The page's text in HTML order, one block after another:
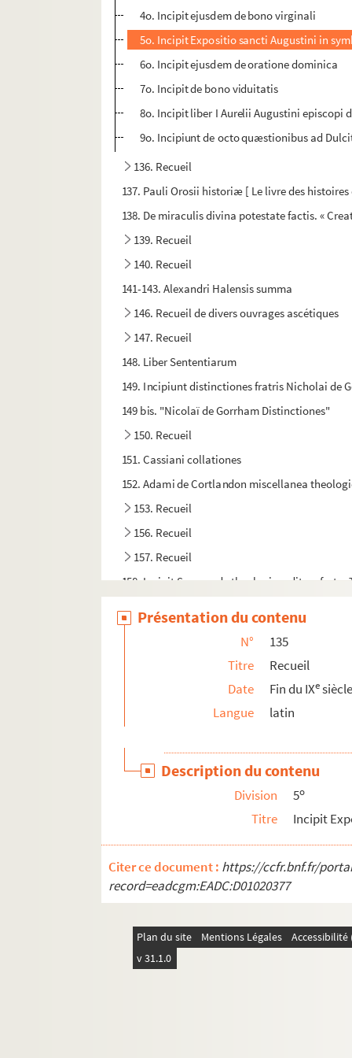
4o. Incipit ejusdem de bono virginali
5o. Incipit Expositio sancti Augustini in
6o. Incipit ejusdem de oratione dominica
7o. Incipit de bono viduitatis
8o. Incipit liber I Aurelii Augustini episcopi
9o. Incipiunt de octo quæstionibus ad
136. Recueil
137. Pauli Orosii historiæ [ Le livre des
138. De miraculis divina potestate factis. «
139. Recueil
140. Recueil
141-143. Alexandri Halensis summa
146. Recueil de divers ouvrages ascétiques
147. Recueil
148. Liber Sententiarum
149. Incipiunt distinctiones fratris Nicholai de
149 bis. "Nicolaï de Gorrham Distinctiones"
150. Recueil
151. Cassiani collationes
152. Adami de Cortlandon miscellanea
153. Recueil
156. Recueil
157. Recueil
158. Incipit Summa de theologia, edita a
160. S. Thomæ Aquinatis Summæ liber primus
164. Hic incipit Summa fratris Ebrardi de Valle
164bis. Recueil
165. S. Thome Questiones
166. Commentarii morales in plurimos S.
166bis. Hermannus de miraculis S. Marie
167. S. Bernardi epistole
168. Recueil
169. Incipiunt Epistole Petri Bathonensis
169bis. Petri Blesensis Epistole
170. Adami de Cortlandon Miscellanea
Présentation du contenu
N°
135
Titre
Recueil
Date
Fin du IXe
Langue
latin
Description du contenu
Division 5o
Titre Incipit
Citer ce document : https://ccfr.bnf.fr/
record=eadcgm:EADC:D01020377
Plan du site Mentions Légales
v 31.1.0